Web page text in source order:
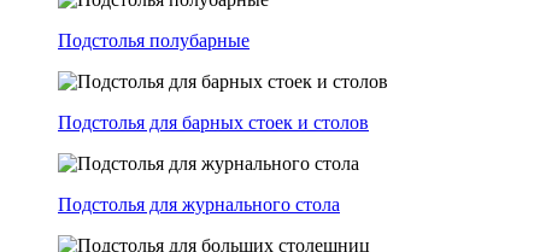
Подстолья полубарные
Подстолья для барных стоек и столов
Подстолья для журнального стола